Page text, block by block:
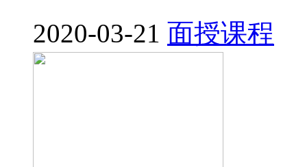
2020-03-21 面授课程